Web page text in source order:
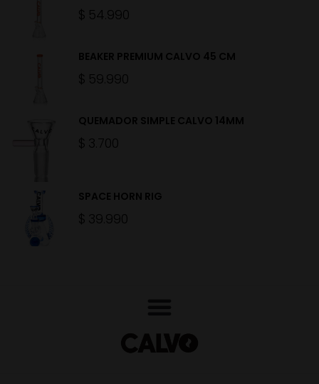
$ 54.990
BEAKER PREMIUM CALVO 45 CM
$ 59.990
QUEMADOR SIMPLE CALVO 14MM
$ 3.700
SPACE HORN RIG
$ 39.990